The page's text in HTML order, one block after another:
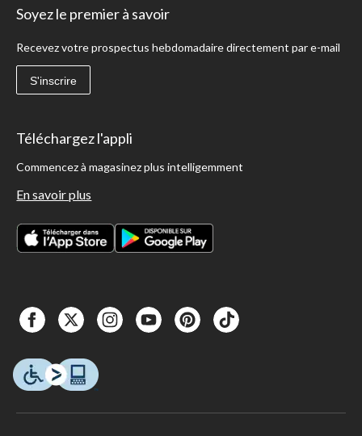
Soyez le premier à savoir
Recevez votre prospectus hebdomadaire directement par e-mail
S'inscrire
Téléchargez l'appli
Commencez à magasinez plus intelligemment
En savoir plus